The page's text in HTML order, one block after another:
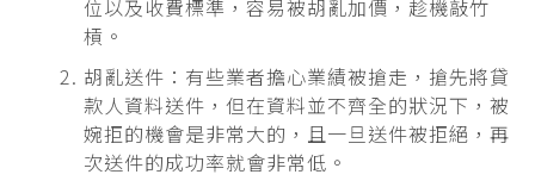
位以及收費標準，容易被胡亂加價，趁機敲竹
槓。
胡亂送件：有些業者擔心業績被搶走，搶先將貸
款人資料送件，但在資料並不齊全的狀況下，被
婉拒的機會是非常大的，且一旦送件被拒絕，再
次送件的成功率就會非常低。